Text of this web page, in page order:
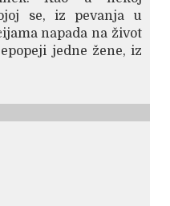
se, iz pevanja u
napada na život
jedne žene, iz